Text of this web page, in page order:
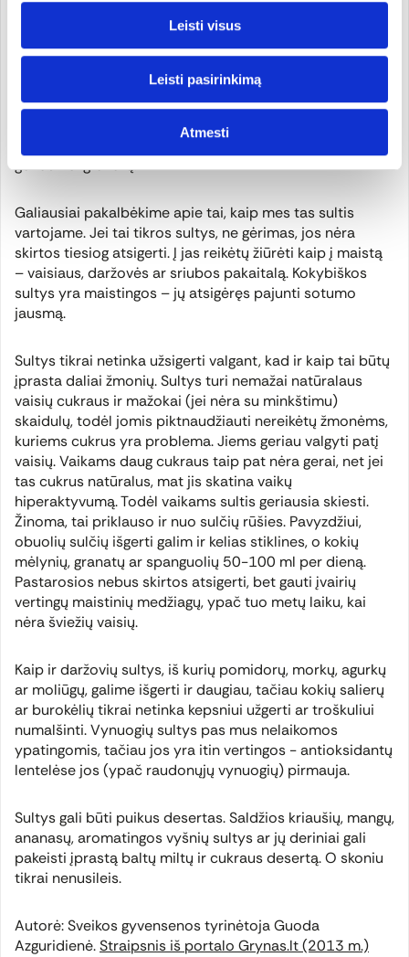
Leisti visus
Leisti pasirinkimą
Atmesti
Sulčių gamintojai dideliais kiekiais vaisius perka pigiau
nei mes prekybos centre. Tačiau jų darbas, tara,
logistika, pardavimas taip pat kainuoja. Jei skaičiai
nesueina, greičiausia sultyse yra vandens. Skonis taip
pat padeda tai nustatyti, tačiau tik tuo atveju, kai esame
ragavę tikrai neskiestų to paties vaisiaus sulčių –
geriau nei granatų.
Galiausiai pakalbėkime apie tai, kaip mes tas sultis
vartojame. Jei tai tikros sultys, ne gėrimas, jos nėra
skirtos tiesiog atsigerti. Į jas reikėtų žiūrėti kaip į maistą
– vaisiaus, daržovės ar sriubos pakaitalą. Kokybiškos
sultys yra maistingos – jų atsigėręs pajunti sotumo
jausmą.
Sultys tikrai netinka užsigerti valgant, kad ir kaip tai būtų
įprasta daliai žmonių. Sultys turi nemažai natūralaus
vaisių cukraus ir mažokai (jei nėra su minkštimu)
skaidulų, todėl jomis piktnaudžiauti nereikėtų žmonėms,
kuriems cukrus yra problema. Jiems geriau valgyti patį
vaisių. Vaikams daug cukraus taip pat nėra gerai, net jei
tas cukrus natūralus, mat jis skatina vaikų
hiperaktyvumą. Todėl vaikams sultis geriausia skiesti.
Žinoma, tai priklauso ir nuo sulčių rūšies. Pavyzdžiui,
obuolių sulčių išgerti galim ir kelias stiklines, o kokių
mėlynių, granatų ar spanguolių 50-100 ml per dieną.
Pastarosios nebus skirtos atsigerti, bet gauti įvairių
vertingų maistinių medžiagų, ypač tuo metų laiku, kai
nėra šviežių vaisių.
Kaip ir daržovių sultys, iš kurių pomidorų, morkų, agurkų
ar moliūgų, galime išgerti ir daugiau, tačiau kokių salierų
ar burokėlių tikrai netinka kepsniui užgerti ar troškuliui
numalšinti. Vynuogių sultys pas mus nelaikomos
ypatingomis, tačiau jos yra itin vertingos - antioksidantų
lentelėse jos (ypač raudonųjų vynuogių) pirmauja.
Sultys gali būti puikus desertas. Saldžios kriaušių, mangų,
ananasų, aromatingos vyšnių sultys ar jų deriniai gali
pakeisti įprastą baltų miltų ir cukraus desertą. O skoniu
tikrai nenusileis.
Autorė: Sveikos gyvensenos tyrinėtoja Guoda
Azguridienė.Straipsnis iš portalo Grynas.lt (2013 m.)